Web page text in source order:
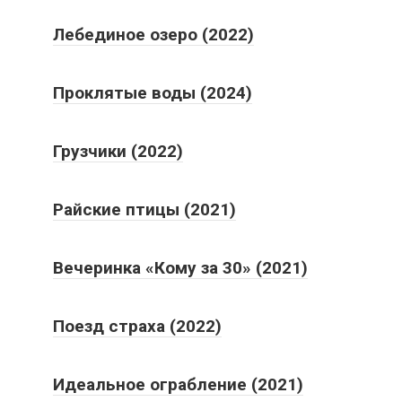
Лебединое озеро (2022)
Проклятые воды (2024)
Грузчики (2022)
Райские птицы (2021)
Вечеринка «Кому за 30» (2021)
Поезд страха (2022)
Идеальное ограбление (2021)